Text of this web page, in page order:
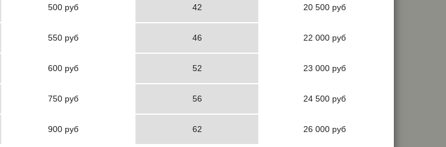
500 руб
550 руб
600 руб
750 руб
900 руб
42 20 500 руб
46 22 000 руб
52 23 000 руб
56 24 500 руб
62 26 000 руб